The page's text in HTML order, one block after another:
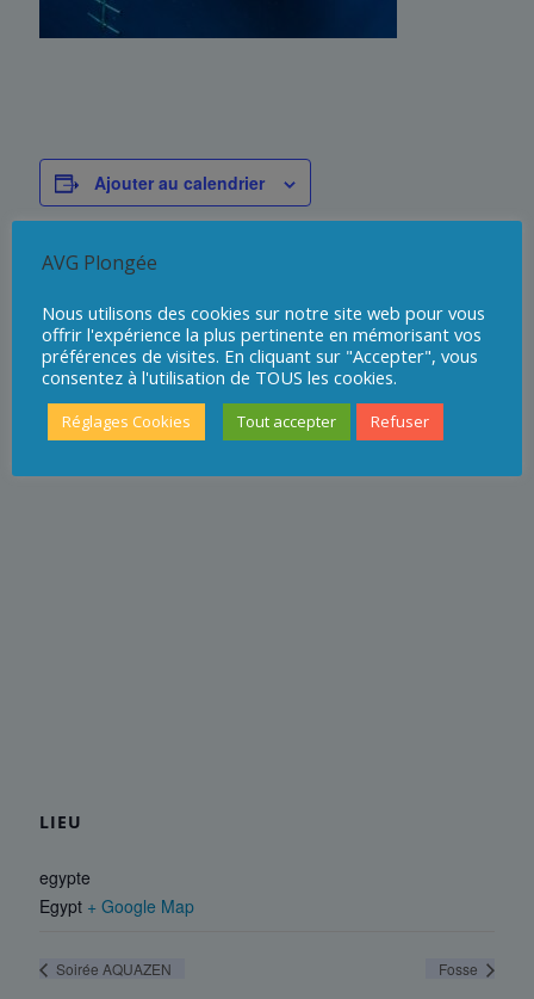
Ajouter au calendrier
Début :
6 juin - 8 h 00
Fin :
13 juin - 17 h 00
LIEU
egypte
Egypt + Google Map
Soirée AQUAZEN Fosse
AVG Plongée
Nous utilisons des cookies sur notre site web pour vous
offrir l'expérience la plus pertinente en mémorisant vos
préférences de visites. En cliquant sur "Accepter", vous
consentez à l'utilisation de TOUS les cookies.
Réglages Cookies Tout accepter Refuser